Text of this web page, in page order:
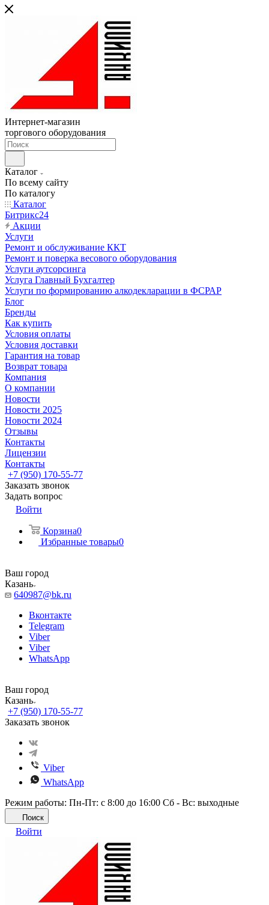
Интернет-магазин
торгового оборудования
Каталог
По всему сайту
По каталогу
Каталог
Битрикс24
Акции
Услуги
Ремонт и обслуживание ККТ
Ремонт и поверка весового оборудования
Услуги аутсорсинга
Услуга Главный Бухгалтер
Услуги по формированию алкодекларации в ФСРАР
Блог
Бренды
Как купить
Условия оплаты
Условия доставки
Гарантия на товар
Возврат товара
Компания
О компании
Новости
Новости 2025
Новости 2024
Отзывы
Контакты
Лицензии
Контакты
+7 (950) 170-55-77
Заказать звонок
Задать вопрос
Войти
Корзина0
Избранные товары0
Ваш город
Казань
640987@bk.ru
Вконтакте
Telegram
Viber
Viber
WhatsApp
Ваш город
Казань
+7 (950) 170-55-77
Заказать звонок
Viber
WhatsApp
Режим работы: Пн-Пт: с 8:00 до 16:00 Сб - Вс: выходные
Поиск
Войти